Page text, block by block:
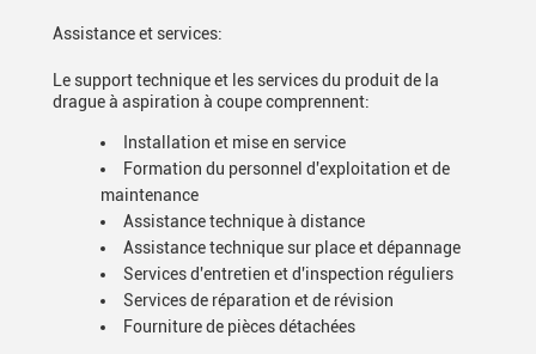
Assistance et services:
Le support technique et les services du produit de la
drague à aspiration à coupe comprennent:
Installation et mise en service
Formation du personnel d'exploitation et de
maintenance
Assistance technique à distance
Assistance technique sur place et dépannage
Services d'entretien et d'inspection réguliers
Services de réparation et de révision
Fourniture de pièces détachées